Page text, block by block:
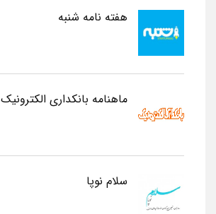
هفته نامه شنبه
ماهنامه بانکداری الکترونیک
سلام نوپا